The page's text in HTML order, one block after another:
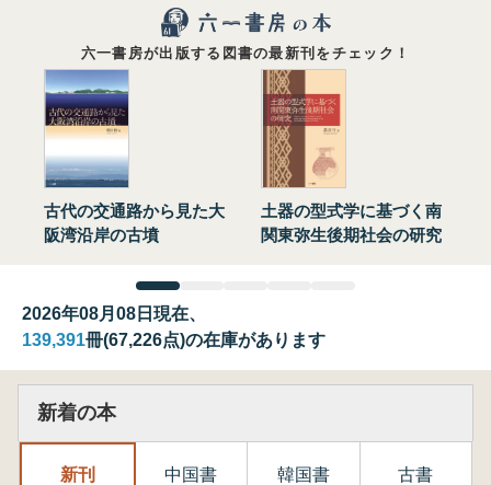
六一書房が出版する図書の最新刊をチェック！
古代の交通路から見た大
阪湾沿岸の古墳
土器の型式学に基づく南
関東弥生後期社会の研究
2026年08月08日現在、
139,391冊(67,226点)の在庫があります
新着の本
新刊 中国書 韓国書 古書